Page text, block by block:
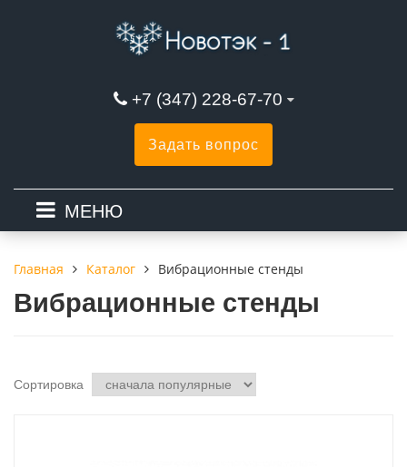
+7 (347) 228-67-70
Задать вопрос
МЕНЮ
Главная Каталог Вибрационные стенды
Вибрационные стенды
Сортировка